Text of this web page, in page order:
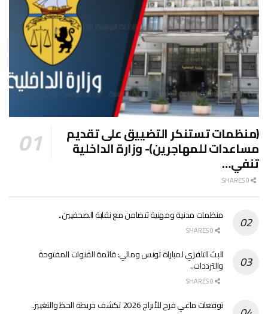
(منظمات تستنكر التضييق على تقديم
مساعدات للمهاجرين)- وزارة الداخلية
تنفي…
منظمات مدنية ومهنية تتضامن مع نقابة الصحفيين..
البث التلفزي لمباراة تونس ومالي: قائمة القنوات المفتوحة
والترددات..
توقعات ماغي فرح للأبراج 2026 تكشف خريطة الحظ والتغيير..